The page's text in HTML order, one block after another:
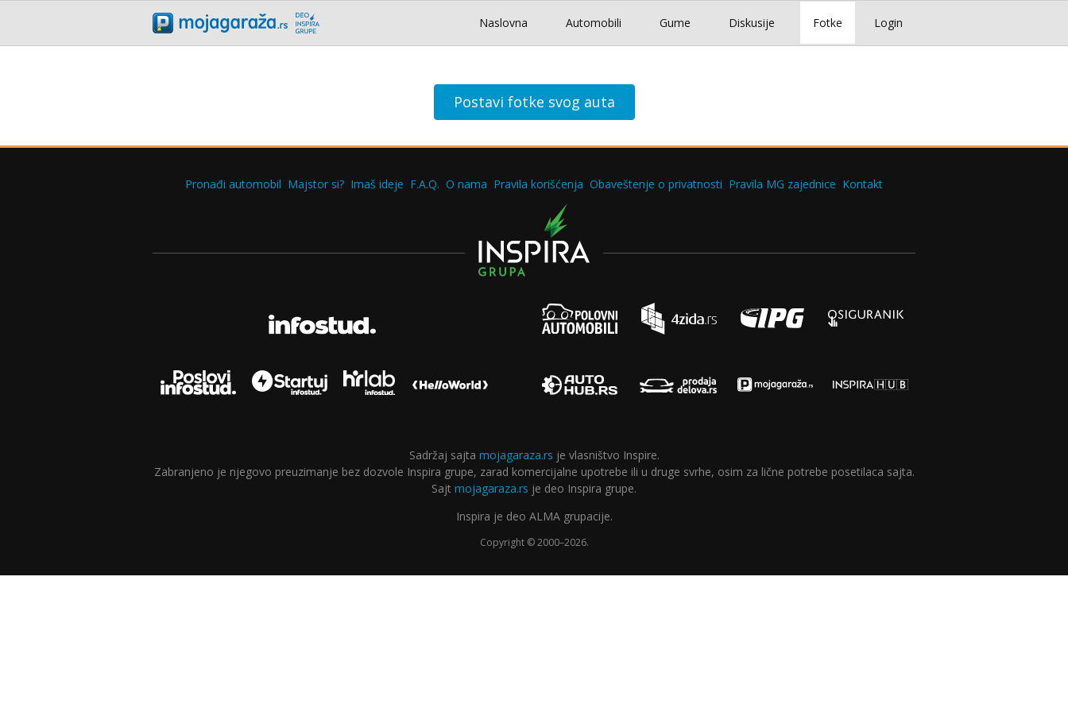
Login
Naslovna Automobili Gume Diskusije Fotke
Postavi fotke svog auta
Pronađi automobil Majstor si? Imaš ideje F.A.Q. O nama Pravila korišćenja Obaveštenje o privatnosti Pravila MG zajednice Kontakt
Sadržaj sajta mojagaraza.rs je vlasništvo Inspire.
Zabranjeno je njegovo preuzimanje bez dozvole Inspira grupe, zarad komercijalne upotrebe ili u druge svrhe, osim za lične potrebe posetilaca sajta.
Sajt mojagaraza.rs je deo Inspira grupe.
Inspira je deo ALMA grupacije.
Copyright © 2000–2026.